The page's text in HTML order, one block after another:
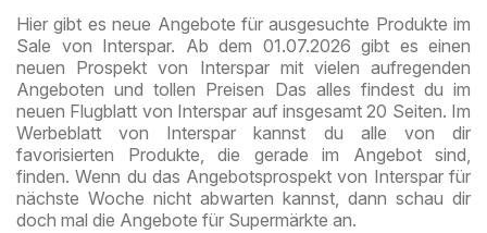
Hier gibt es neue Angebote für ausgesuchte Produkte im
Sale von Interspar. Ab dem 01.07.2026 gibt es einen
neuen Prospekt von Interspar mit vielen aufregenden
Angeboten und tollen Preisen Das alles findest du im
neuen Flugblatt von Interspar auf insgesamt 20 Seiten. Im
Werbeblatt von Interspar kannst du alle von dir
favorisierten Produkte, die gerade im Angebot sind,
finden. Wenn du das Angebotsprospekt von Interspar für
nächste Woche nicht abwarten kannst, dann schau dir
doch mal die Angebote für Supermärkte an.